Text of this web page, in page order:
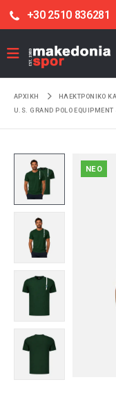
+30 2510 836281
ΑΡΧΙΚΉ ΗΛΕΚΤΡΟΝΙΚΌ
U.S. GRAND POLO
NEO